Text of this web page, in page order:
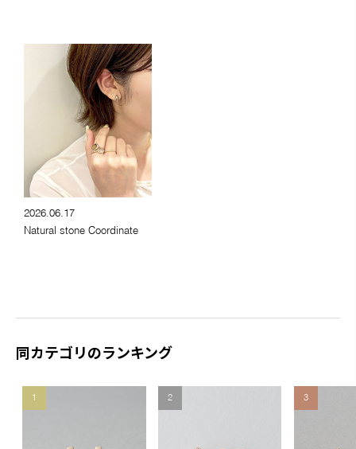
2026.06.17
Natural stone Coordinate
同カテゴリのランキング
1 2 3